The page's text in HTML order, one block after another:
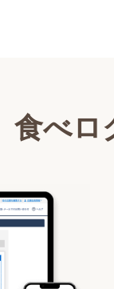
食べロ